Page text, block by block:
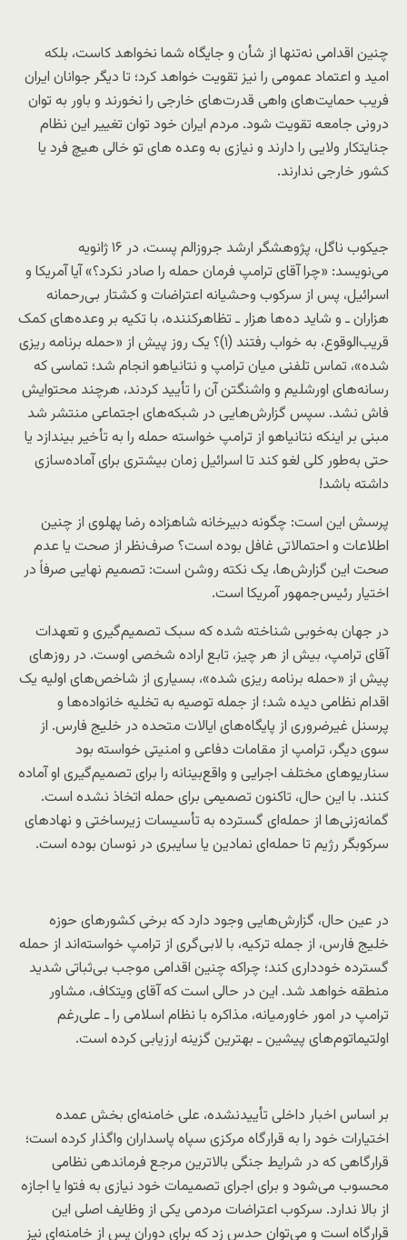
چنین اقدامی نه‌تنها از شأن و جایگاه شما نخواهد کاست، بلکه
امید و اعتماد عمومی را نیز تقویت خواهد کرد؛ تا دیگر جوانان ایران
فریب حمایت‌های واهی قدرت‌های خارجی را نخورند و باور به توان
درونی جامعه تقویت شود. مردم ایران خود توان تغییر این نظام
جنایتکار ولایی را دارند و نیازی به وعده های تو خالی هیچ فرد یا
کشور خارجی ندارند.
جیکوب ناگل، پژوهشگر ارشد جروزالم پست، در ۱۶ ژانویه
می‌نویسد: «چرا آقای ترامپ فرمان حمله را صادر نکرد؟» آیا آمریکا و
اسرائیل، پس از سرکوب وحشیانه اعتراضات و کشتار بی‌رحمانه
هزاران ـ و شاید ده‌ها هزار ـ تظاهرکننده، با تکیه بر وعده‌های کمک
قریب‌الوقوع، به خواب رفتند (۱)؟ یک روز پیش از «حمله برنامه ‌ریزی
‌شده»، تماس تلفنی میان ترامپ و نتانیاهو انجام شد؛ تماسی که
رسانه‌های اورشلیم و واشنگتن آن را تأیید کردند، هرچند محتوایش
فاش نشد. سپس گزارش‌هایی در شبکه‌های اجتماعی منتشر شد
مبنی بر اینکه نتانیاهو از ترامپ خواسته حمله را به تأخیر بیندازد یا
حتی به‌طور کلی لغو کند تا اسرائیل زمان بیشتری برای آماده‌سازی
داشته باشد!
پرسش این است: چگونه دبیرخانه شاهزاده رضا پهلوی از چنین
اطلاعات و احتمالاتی غافل بوده است؟ صرف‌نظر از صحت یا عدم
صحت این گزارش‌ها، یک نکته روشن است: تصمیم نهایی صرفاً در
اختیار رئیس‌جمهور آمریکا است.
در جهان به‌خوبی شناخته شده که سبک تصمیم‌گیری و تعهدات
آقای ترامپ، بیش از هر چیز، تابع اراده شخصی اوست. در روزهای
پیش از «حمله برنامه ‌ریزی ‌شده»، بسیاری از شاخص‌های اولیه یک
اقدام نظامی دیده شد؛ از جمله توصیه به تخلیه خانواده‌ها و
پرسنل غیرضروری از پایگاه‌های ایالات متحده در خلیج فارس. از
سوی دیگر، ترامپ از مقامات دفاعی و امنیتی خواسته بود
سناریوهای مختلف اجرایی و واقع‌بینانه را برای تصمیم‌گیری او آماده
کنند. با این حال، تاکنون تصمیمی برای حمله اتخاذ نشده است.
گمانه‌زنی‌ها از حمله‌ای گسترده به تأسیسات زیرساختی و نهادهای
سرکوبگر رژیم تا حمله‌ای نمادین یا سایبری در نوسان بوده است.
در عین حال، گزارش‌هایی وجود دارد که برخی کشورهای حوزه
خلیج فارس، از جمله ترکیه، با لابی‌گری از ترامپ خواسته‌اند از حمله
گسترده خودداری کند؛ چراکه چنین اقدامی موجب بی‌ثباتی شدید
منطقه خواهد شد. این در حالی است که آقای ویتکاف، مشاور
ترامپ در امور خاورمیانه، مذاکره با نظام اسلامی را ـ علی‌رغم
اولتیماتوم‌های پیشین ـ بهترین گزینه ارزیابی کرده است.
بر اساس اخبار داخلی تأییدنشده، علی خامنه‌ای بخش عمده
اختیارات خود را به قرارگاه مرکزی سپاه پاسداران واگذار کرده است؛
قرارگاهی که در شرایط جنگی بالاترین مرجع فرماندهی نظامی
محسوب می‌شود و برای اجرای تصمیمات خود نیازی به فتوا یا اجازه
از بالا ندارد. سرکوب اعتراضات مردمی یکی از وظایف اصلی این
قرارگاه است و می‌توان حدس زد که برای دوران پس از خامنه‌ای نیز